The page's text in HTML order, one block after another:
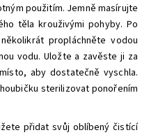
použitím. Jemně masírujte
těla krouživými pohyby. Po
propláchněte vodou
vodu. Uložte a zavěste ji za
aby dostatečně vyschla.
sterilizovat ponořením
přidat svůj oblíbený čistící